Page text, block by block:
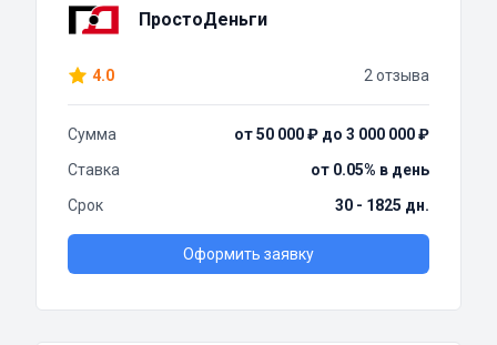
ПростоДеньги
4.0 2 отзыва
Сумма
от 50 000 ₽ до 3 000 000 ₽
Ставка
от 0.05% в день
Срок
30 - 1825 дн.
Оформить заявку